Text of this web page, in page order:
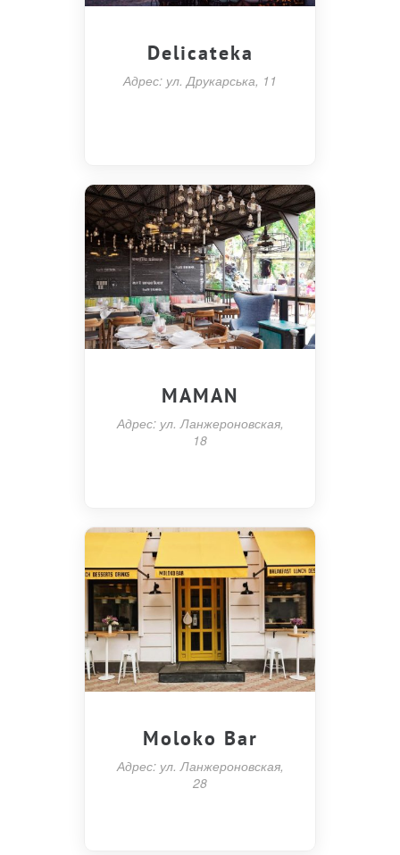
Delicateka
Адрес: ул. Друкарська, 11
MAMAN
Адрес: ул. Ланжероновская,
18
Moloko Bar
Адрес: ул. Ланжероновская,
28